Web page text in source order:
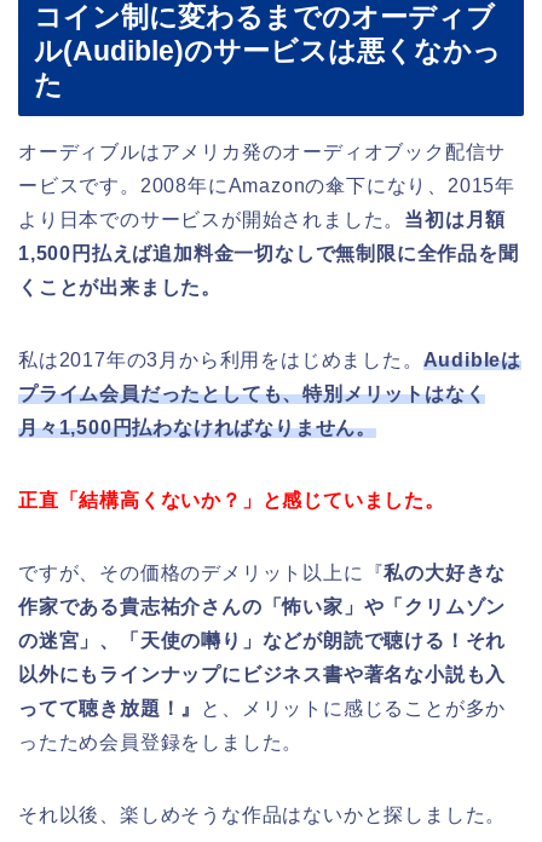
コイン制に変わるまでのオーディブ
ル(Audible)のサービスは悪くなかっ
た
オーディブルはアメリカ発のオーディオブック配信サ
ービスです。2008年にAmazonの傘下になり、2015年
より日本でのサービスが開始されました。 当初は月額
1,500円払えば追加料金一切なしで無制限に全作品を聞
くことが出来ました。
私は2017年の3月から利用をはじめました。 Audibleは
プライム会員だったとしても、特別メリットはなく
月々1,500円払わなければなりません。
正直「結構高くないか？」と感じていました。
ですが、その価格のデメリット以上に『私の大好きな
作家である貴志祐介さんの「怖い家」や「クリムゾン
の迷宮」、「天使の囀り」などが朗読で聴ける！それ
以外にもラインナップにビジネス書や著名な小説も入
ってて聴き放題！』
と、メリットに感じることが多か
ったため会員登録をしました。
それ以後、楽しめそうな作品はないかと探しました。